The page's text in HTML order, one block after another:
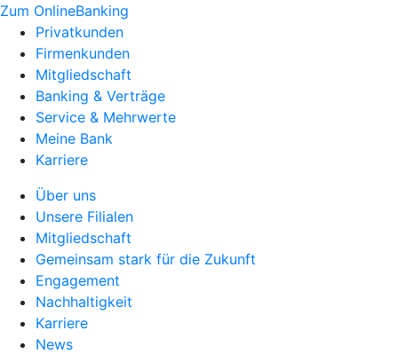
Zum OnlineBanking
Privatkunden
Firmenkunden
Mitgliedschaft
Banking & Verträge
Service & Mehrwerte
Meine Bank
Karriere
Über uns
Unsere Filialen
Mitgliedschaft
Gemeinsam stark für die Zukunft
Engagement
Nachhaltigkeit
Karriere
News